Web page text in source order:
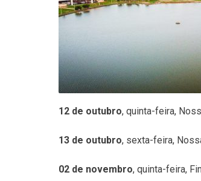
12 de outubro, quinta-feira,
13 de outubro, sexta-feira,
02 de novembro, quinta-feira,